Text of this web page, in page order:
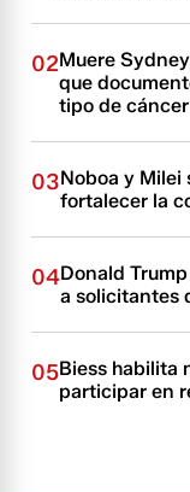
02Muere
que
tipo de cáncer
03Noboa y Milei
fortalecer la
04Donald
a solicitantes
05Biess habilita
participar en